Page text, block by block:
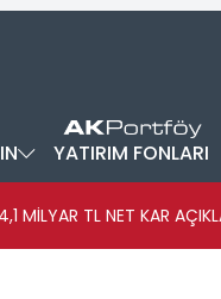
YATIRIM FONLARI
MİLYAR TL NET KAR